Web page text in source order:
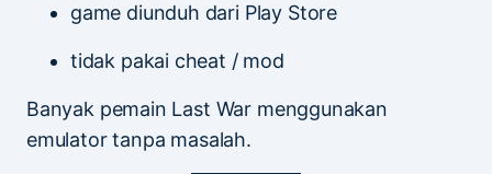
game diunduh dari Play Store
tidak pakai cheat / mod
Banyak pemain Last War menggunakan
emulator tanpa masalah.